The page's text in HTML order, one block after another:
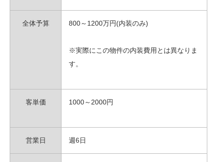
全体予算 800～1200万円(内装のみ)
※実際にこの物件の内装費用とは異なりま
す。
客単価 1000～2000円
営業日 週6日